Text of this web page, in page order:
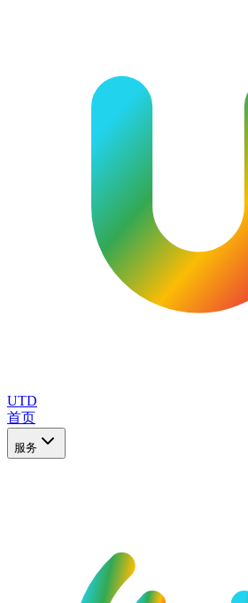
UTD
首页
服务